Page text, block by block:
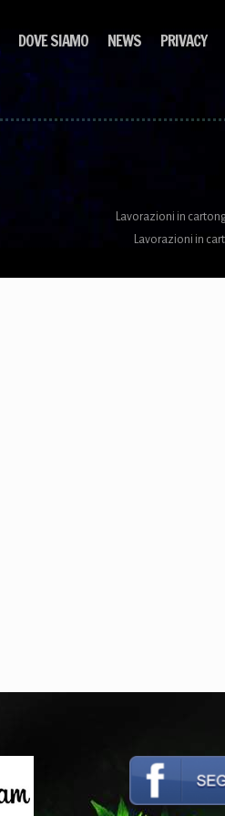
DOVE SIAMO NEWS PRIVACY
Lavorazioni in
Lavorazioni in